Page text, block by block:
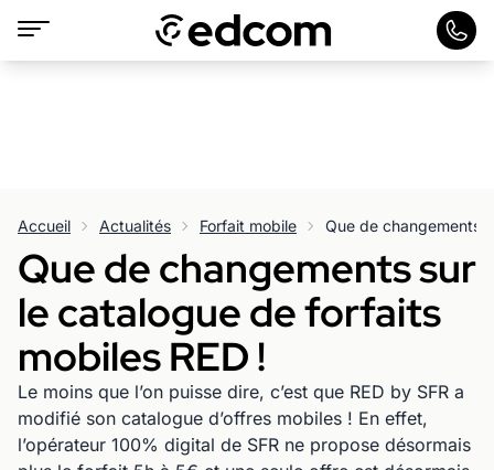
Accueil Actualités Forfait mobile
Que de changements sur
le catalogue de forfaits
mobiles RED !
Le moins que l’on puisse dire, c’est que RED by SFR a
modifié son catalogue d’offres mobiles ! En effet,
l’opérateur 100% digital de SFR ne propose désormais